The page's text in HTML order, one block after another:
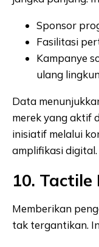
Sponsor
Fasilitasi
Kampanye
ulang
Data
merek yang aktif
inisiatif melalui
amplifikasi digital.
10.
Memberikan
tak tergantikan.